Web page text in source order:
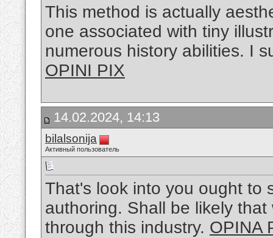
This method is actually
one associated with tiny
numerous history abilities. I
OPINI PIX
14.02.2024, 14:13
bilalsonija
Активный пользователь
That's look into you ought to
authoring. Shall be likely
through this industry. OPINA